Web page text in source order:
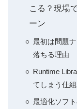
こる？現場
ーン
最初は問題
落ちる理由
Runtime
てしまう仕
最適化ソフ